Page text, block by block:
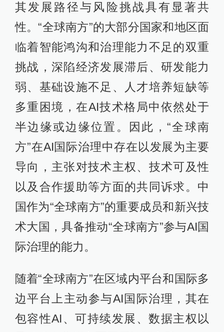
其发展路径与风险挑战具有显著共
性。“全球南方”的大部分国家和地区面
临着智能鸿沟和治理能力不足的双重
挑战，深陷经济发展滞后、研发能力
弱、基础设施不足、人才培养短缺等
多重困境，在AI技术格局中依然处于
半边缘或边缘位置。因此，“全球南
方”在AI国际治理中存在以发展为主要
导向，主张对技术主权、技术可及性
以及合作援助等方面的共同诉求。中
国作为“全球南方”的重要成员和新兴技
术大国，具备推动“全球南方”参与AI国
际治理的能力。
随着“全球南方”在区域内平台和国际多
边平台上主动参与AI国际治理，其在
包容性AI、可持续发展、数据主权以